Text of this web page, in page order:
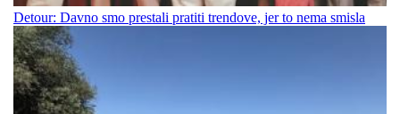
Detour: Davno smo prestali pratiti trendove, jer to nema smisla